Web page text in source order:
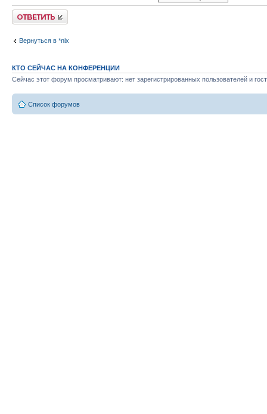
Ответить
Вернуться в *nix
КТО СЕЙЧАС НА КОНФЕРЕНЦИИ
Сейчас этот форум просматривают: нет зарегистрированных пользователей и
Список форумов